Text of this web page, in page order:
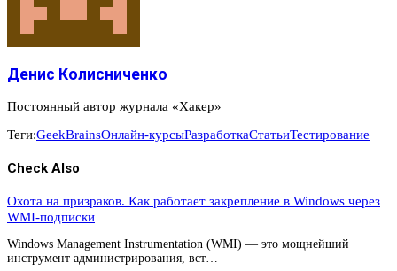
Денис Колисниченко
Постоянный автор журнала «Хакер»
Теги:GeekBrainsОнлайн-курсыРазработкаСтатьиТестирование
Check Also
Охота на призраков. Как работает закрепление в Windows через
WMI-подписки
Windows Management Instrumentation (WMI) — это мощнейший
инструмент администрирования, вст…